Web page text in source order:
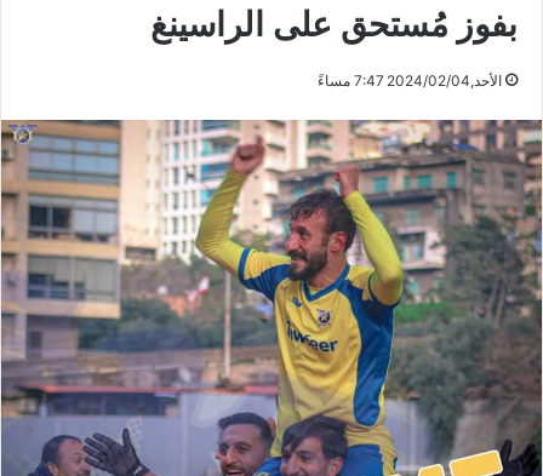
بفوز مُستحق على الراسينغ
الأحد,2024/02/04 7:47 مساءً